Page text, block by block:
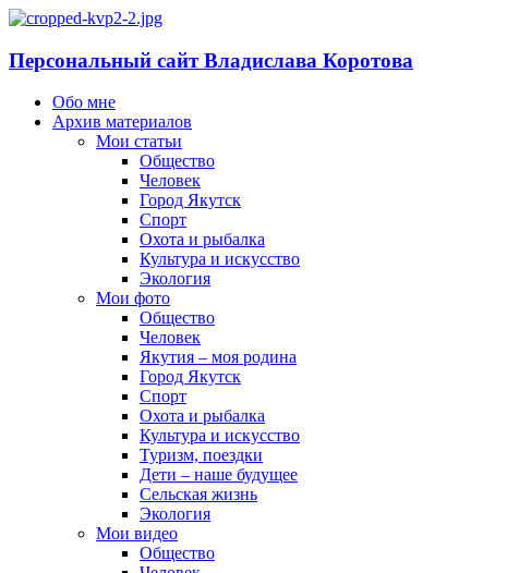
Персональный сайт Владислава Коротова
Обо мне
Архив материалов
Мои статьи
Общество
Человек
Город Якутск
Спорт
Охота и рыбалка
Культура и искусство
Экология
Мои фото
Общество
Человек
Якутия – моя родина
Город Якутск
Спорт
Охота и рыбалка
Культура и искусство
Туризм, поездки
Дети – наше будущее
Сельская жизнь
Экология
Мои видео
Общество